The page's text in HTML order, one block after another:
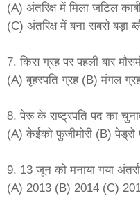
(A) अंतरिक्ष में मिला जटिल
(C) अंतरिक्ष में बना सबसे बड़ा
7. किस ग्रह पर पहली बार
(A) बृहस्पति ग्रह (B) मंगल
8. पेरू के राष्ट्रपति पद का
(A) केईको फुजीमोरी (B) पेड्रो
9. 13 जून को मनाया गया
(A) 2013 (B) 2014 (C)